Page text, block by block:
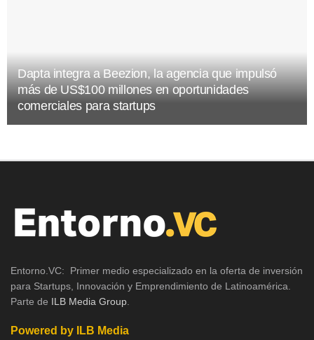
Dapta integra a Beezion, la agencia que impulsó
más de US$100 millones en oportunidades
comerciales para startups
Entorno.VC: Primer medio especializado en la oferta de inversión
para Startups, Innovación y Emprendimiento de Latinoamérica.
Parte de ILB Media Group
Powered by ILB Media